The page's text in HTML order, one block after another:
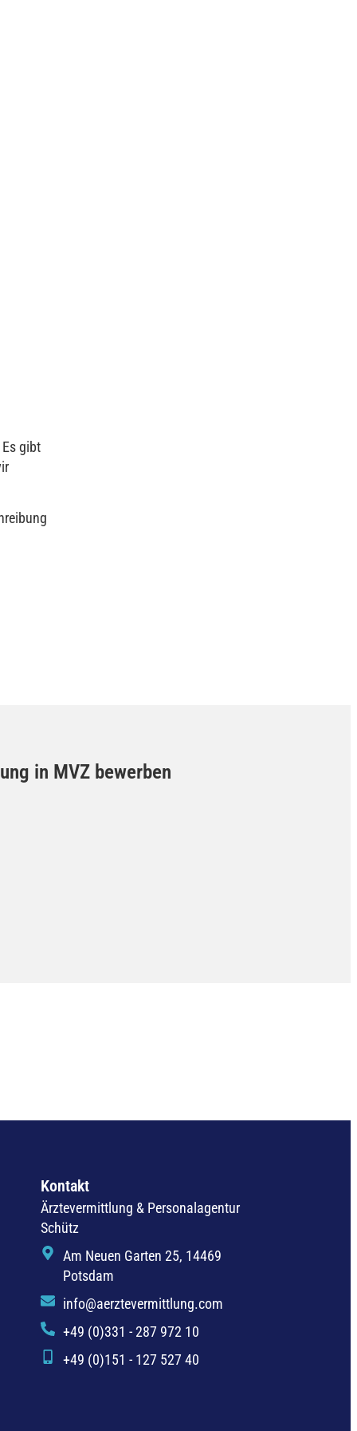
gibt
in MVZ bewerben
Kontakt
Ärztevermittlung & Personalagentur
Schütz
Am Neuen Garten 25, 14469
Potsdam
info@aerztevermittlung.com
+49 (0)331 - 287 972 10
+49 (0)151 - 127 527 40